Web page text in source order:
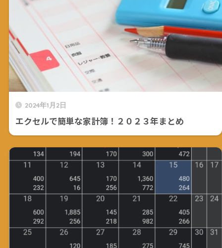
2024年1月2日
エクセルで簡単な家計簿！２０２３年まとめ